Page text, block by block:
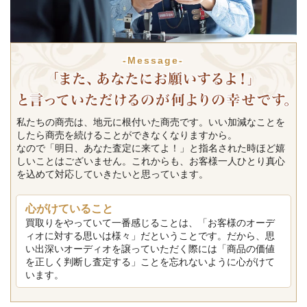
-Message-
私たちの商売は、地元に根付いた商売です。いい加減なことを
したら商売を続けることができなくなりますから。
なので「明日、あなた査定に来てよ！」と指名された時ほど嬉
しいことはございません。これからも、お客様一人ひとり真心
を込めて対応していきたいと思っています。
心がけていること
買取りをやっていて一番感じることは、「お客様のオーデ
ィオに対する思いは様々」だということです。だから、思
い出深いオーディオを譲っていただく際には「商品の価値
を正しく判断し査定する」ことを忘れないように心がけて
います。